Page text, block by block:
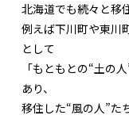
北海道でも続々と移
例えば下川町や東川
として
「もともとの“土の
あり、
移住した“風の人”た